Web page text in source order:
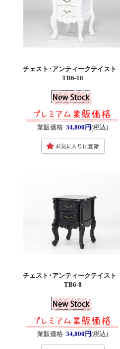
チェスト･アンティークテイスト
TB6-18
業販価格 34,800円(税込)
チェスト･アンティークテイスト
TB6-8
業販価格 34,800円(税込)